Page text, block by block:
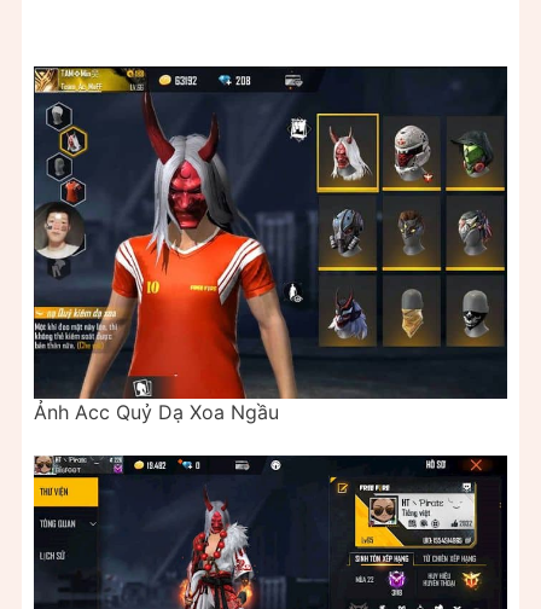
Ảnh Acc Quỷ Dạ Xoa Ngầu